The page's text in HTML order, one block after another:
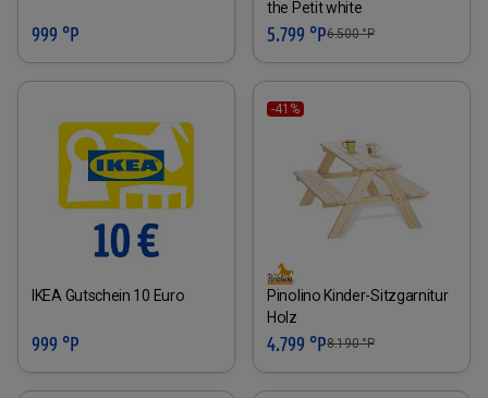
999 °P
the Petit white
5.799 °P6.500°P
IKEA Gutschein 10 Euro
999 °P
-41%
Pinolino Kinder-Sitzgarnitur
Holz
4.799 °P8.190°P